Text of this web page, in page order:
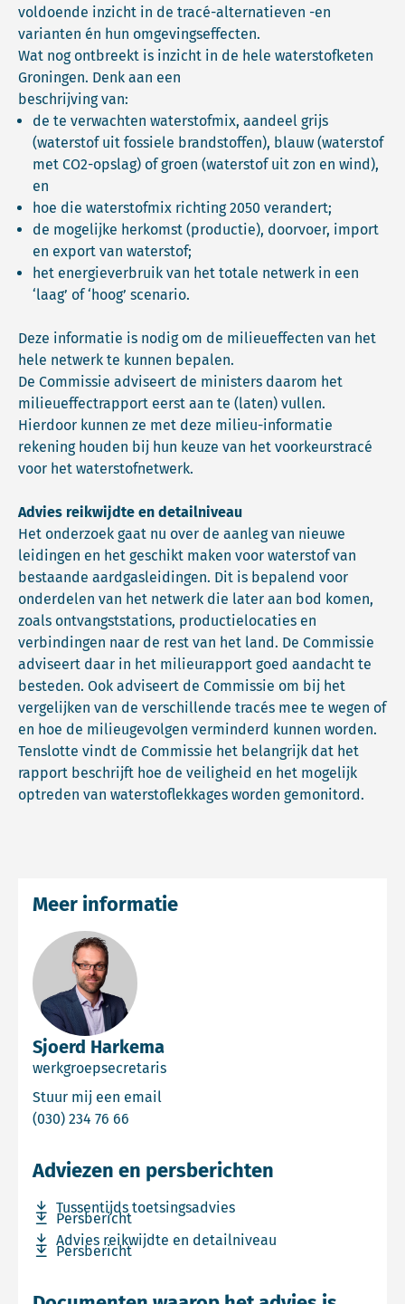
voldoende inzicht in de tracé-alternatieven -en
varianten én hun omgevingseffecten.
Wat nog ontbreekt is inzicht in de hele waterstofketen
Groningen. Denk aan een
beschrijving van:
de te verwachten waterstofmix, aandeel grijs
(waterstof uit fossiele brandstoffen), blauw (waterstof
met CO2-opslag) of groen (waterstof uit zon en wind),
en
hoe die waterstofmix richting 2050 verandert;
de mogelijke herkomst (productie), doorvoer, import
en export van waterstof;
het energieverbruik van het totale netwerk in een
‘laag’ of ‘hoog’ scenario.
Deze informatie is nodig om de milieueffecten van het
hele netwerk te kunnen bepalen.
De Commissie adviseert de ministers daarom het
milieueffectrapport eerst aan te (laten) vullen.
Hierdoor kunnen ze met deze milieu-informatie
rekening houden bij hun keuze van het voorkeurstracé
voor het waterstofnetwerk.
Advies reikwijdte en detailniveau
Het onderzoek gaat nu over de aanleg van nieuwe
leidingen en het geschikt maken voor waterstof van
bestaande aardgasleidingen. Dit is bepalend voor
onderdelen van het netwerk die later aan bod komen,
zoals ontvangststations, productielocaties en
verbindingen naar de rest van het land. De Commissie
adviseert daar in het milieurapport goed aandacht te
besteden. Ook adviseert de Commissie om bij het
vergelijken van de verschillende tracés mee te wegen of
en hoe de milieugevolgen verminderd kunnen worden.
Tenslotte vindt de Commissie het belangrijk dat het
rapport beschrijft hoe de veiligheid en het mogelijk
optreden van waterstoflekkages worden gemonitord.
Sjoerd Harkema
werkgroepsecretaris
Stuur mij een email
(030) 234 76 66
Meer informatie
Adviezen en persberichten
Tussentijds toetsingsadvies
Download bestand Tussentijds toetsingsadvies
Persbericht
Download bestand Persbericht
Advies reikwijdte en detailniveau
Download bestand Advies reikwijdte en detailniveau
Persbericht
Download bestand Persbericht